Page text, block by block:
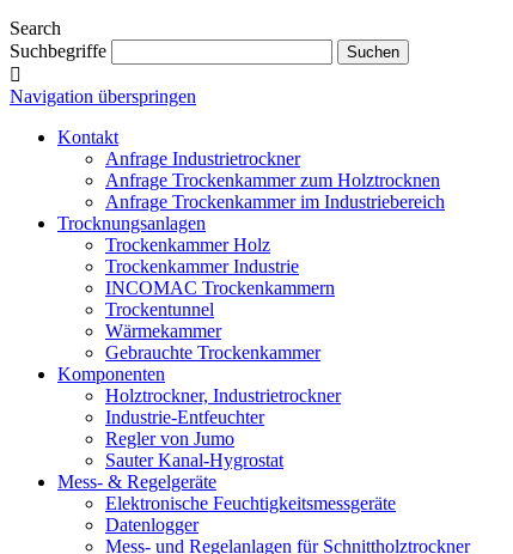
Search
Suchbegriffe
Navigation überspringen
Kontakt
Anfrage Industrietrockner
Anfrage Trockenkammer zum Holztrocknen
Anfrage Trockenkammer im Industriebereich
Trocknungsanlagen
Trockenkammer Holz
Trockenkammer Industrie
INCOMAC Trockenkammern
Trockentunnel
Wärmekammer
Gebrauchte Trockenkammer
Komponenten
Holztrockner, Industrietrockner
Industrie-Entfeuchter
Regler von Jumo
Sauter Kanal-Hygrostat
Mess- & Regelgeräte
Elektronische Feuchtigkeitsmessgeräte
Datenlogger
Mess- und Regelanlagen für Schnittholztrockner